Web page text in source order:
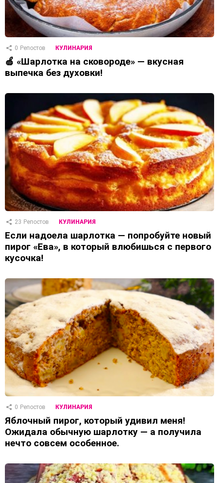
0 Репостов КУЛИНАРИЯ
🍏 «Шарлотка на сковороде» — вкусная
выпечка без духовки!
23 Репостов КУЛИНАРИЯ
Если надоела шарлотка — попробуйте новый
пирог «Ева», в который влюбишься с первого
кусочка!
0 Репостов КУЛИНАРИЯ
Яблочный пирог, который удивил меня!
Ожидала обычную шарлотку — а получила
нечто совсем особенное.